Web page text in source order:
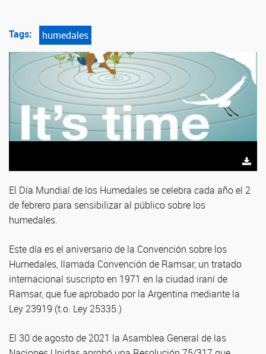
Tags: humedales
El Día Mundial de los Humedales se celebra cada año el 2
de febrero para sensibilizar al público sobre los
humedales.
Este día es el aniversario de la Convención sobre los
Humedales, llamada Convención de Ramsar, un tratado
internacional suscripto en 1971 en la ciudad iraní de
Ramsar, que fue aprobado por la Argentina mediante la
Ley 23919 (t.o. Ley 25335.)
El 30 de agosto de 2021 la Asamblea General de las